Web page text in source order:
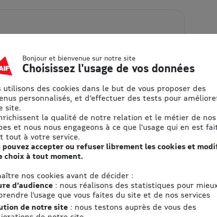
pratiques
Voir les horaires
dans le Finistère. SENSAS vous
de divertissement totalement inédit !
vos 5 sens sont capables
Bonjour et bienvenue sur notre site
Choisissez l'usage de vos données
utilisons des cookies dans le but de vous proposer des
personnalisés, et d'effectuer des tests pour
site.
la qualité de notre relation et le métier de nos
et nous nous engageons à ce que l'usage qui en est
tout à votre service.
pouvez accepter ou refuser librement les cookies et
choix à tout moment.
nos cookies avant de décider :
d’audience : nous réalisons des statistiques pour
l’usage que vous faites du site et de nos services
de notre site : nous testons auprès de vous des